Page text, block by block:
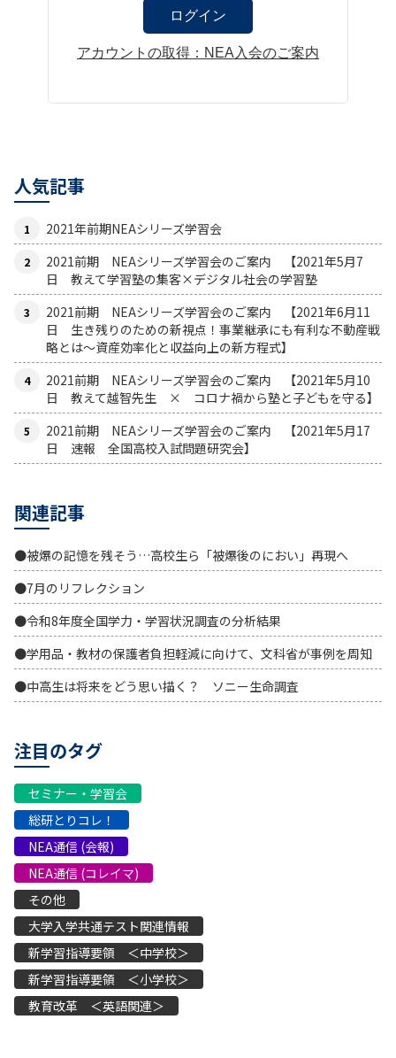
アカウントの取得：NEA入会のご案内
人気記事
2021年前期NEAシリーズ学習会
2021前期 NEAシリーズ学習会のご案内 【2021年5月7
日 教えて学習塾の集客×デジタル社会の学習塾
2021前期 NEAシリーズ学習会のご案内 【2021年6月11
日 生き残りのための新視点！事業継承にも有利な不動産戦
略とは〜資産効率化と収益向上の新方程式】
2021前期 NEAシリーズ学習会のご案内 【2021年5月10
日 教えて越智先生 × コロナ禍から塾と子どもを守る】
2021前期 NEAシリーズ学習会のご案内 【2021年5月17
日 速報 全国高校入試問題研究会】
関連記事
●被爆の記憶を残そう…高校生ら「被爆後のにおい」再現へ
●7月のリフレクション
●令和8年度全国学力・学習状況調査の分析結果
●学用品・教材の保護者負担軽減に向けて、文科省が事例を周知
●中高生は将来をどう思い描く？ ソニー生命調査
注目のタグ
セミナー・学習会
総研とりコレ！
NEA通信 (会報)
NEA通信 (コレイマ)
その他
大学入学共通テスト関連情報
新学習指導要領 ＜中学校＞
新学習指導要領 ＜小学校＞
教育改革 ＜英語関連＞